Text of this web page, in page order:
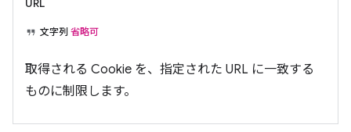
URL
文字列 省略可
取得される Cookie を、指定された URL に一致する
ものに制限します。